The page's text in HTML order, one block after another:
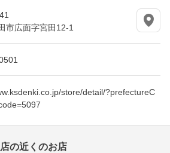
市広面字宮田12-1
store/detail/?prefectureC
の近くのお店